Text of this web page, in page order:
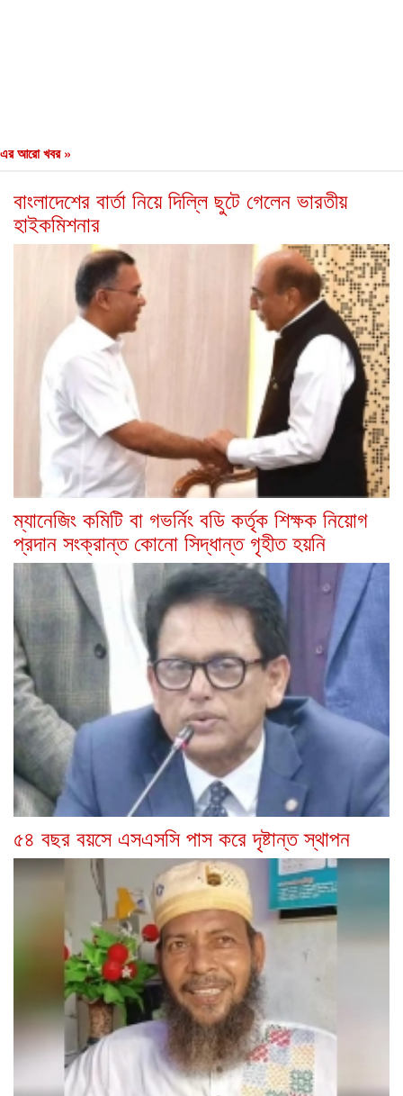
এর আরো খবর »
বাংলাদেশের বার্তা নিয়ে দিল্লি ছুটে গেলেন ভারতীয়
হাইকমিশনার
ম্যানেজিং কমিটি বা গভর্নিং বডি কর্তৃক শিক্ষক নিয়োগ
প্রদান সংক্রান্ত কোনো সিদ্ধান্ত গৃহীত হয়নি
৫৪ বছর বয়সে এসএসসি পাস করে দৃষ্টান্ত স্থাপন